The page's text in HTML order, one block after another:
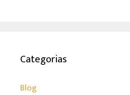
Categorias
Blog